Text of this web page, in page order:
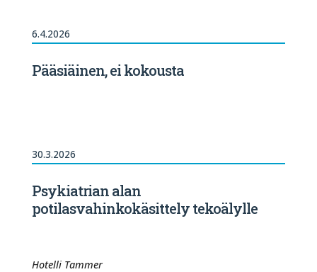
6.4.2026
Pääsiäinen, ei kokousta
30.3.2026
Psykiatrian alan
potilasvahinkokäsittely tekoälylle
Hotelli Tammer